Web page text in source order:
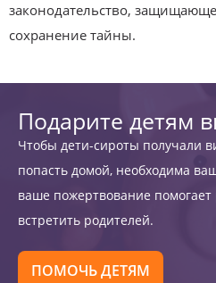
законодательство,
сохранение тайны.
Подарите детям
Чтобы дети-сироты получали
попасть домой, необходима
ваше пожертвование помогает
встретить родителей.
ПОМОЧЬ ДЕТЯМ